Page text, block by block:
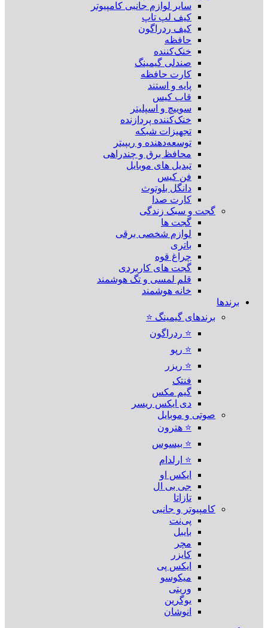
سایر لوازم جانبی کامپیوتر
کیف لپ تاپ
کیف ردراگون
حافظه
خنک‌کننده
صندلی گیمینگ
کارت حافظه
پایه و استند
قاب کیس
سوییچ و اسپلیتر
خنک‌کننده پردازنده
تجهیزات شبکه
توسعه‌دهنده و ریپیتر
محافظ برق و چندراهی
تبدیل های موبایل
فن کیس
دانگل بلوتوث
کارت صدا
گجت و سبک زندگی
گجت ها
لوازم شخصی برقی
باتری
چراغ قوه
گجت های کاربردی
قلم لمسی و تگ هوشمند
خانه هوشمند
برندها
برندهای گیمینگ ⭐
⭐ ردراگون
⭐ رپو
⭐ ریزر
فنتک
گیم مکس
دی ایکس ریسر
صوتی و موبایل
⭐ هترون
⭐ بیسوس
⭐ ارلدام
ایکس او
جی بی ال
تازاتا
کامپیوتر و جانبی
پی‌نت
بایبل
مچر
کایزر
ایکس پی
میکوسو
وریتی
یوگرین
انوشان